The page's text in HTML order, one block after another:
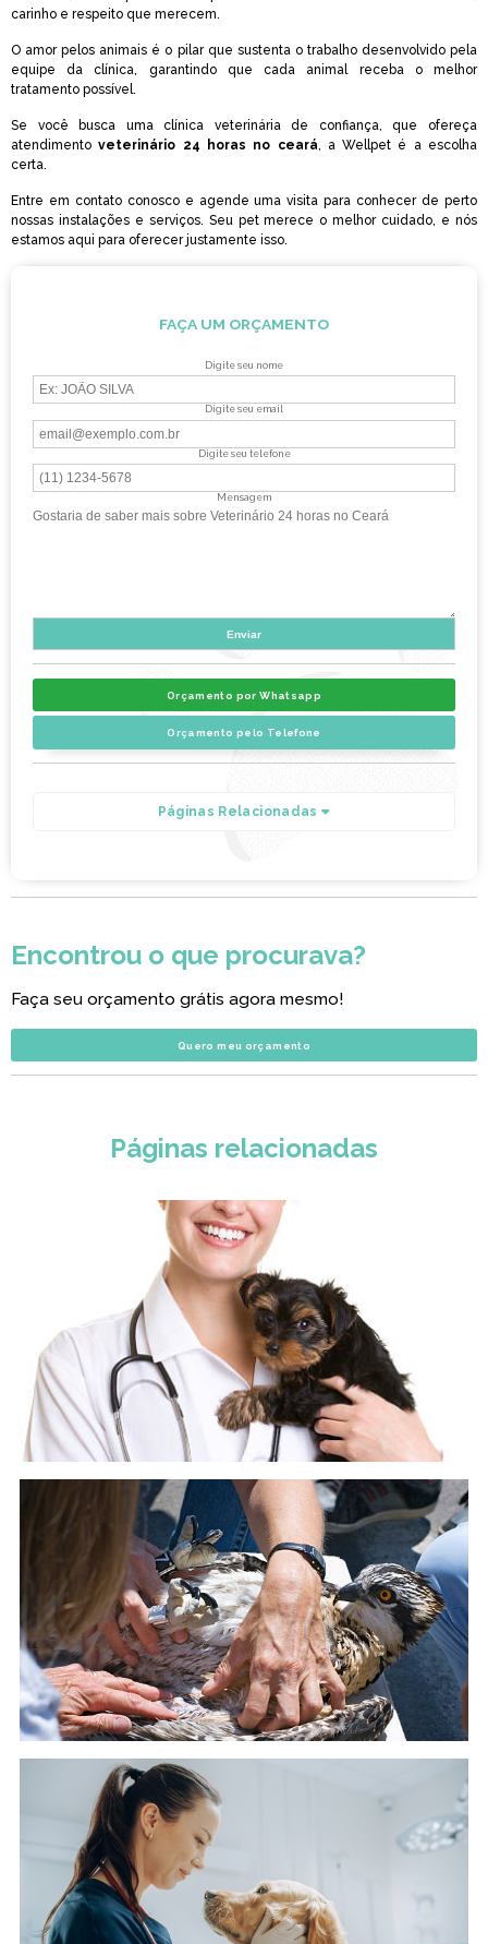
carinho e respeito que merecem.
O amor pelos animais é o pilar que sustenta o trabalho desenvolvido pela
equipe da clínica, garantindo que cada animal receba o melhor
tratamento possível.
Se você busca uma clínica veterinária de confiança, que ofereça
atendimentoveterinário 24 horas no ceará, a Wellpet é a escolha
certa.
Entre em contato conosco e agende uma visita para conhecer de perto
nossas instalações e serviços. Seu pet merece o melhor cuidado, e nós
estamos aqui para oferecer justamente isso.
FAÇA UM ORÇAMENTO
Digite seu nome
Digite seu email
Digite seu telefone
Mensagem
Orçamento por Whatsapp
Orçamento pelo Telefone
Páginas Relacionadas
Encontrou o que procurava?
Faça seu orçamento grátis agora mesmo!
Quero meu orçamento
Páginas relacionadas